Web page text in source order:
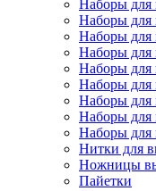
Наборы
Наборы для
Наборы для
Наборы для
Наборы для
Наборы для
Наборы для
Наборы
Наборы
Нитки для
Ножницы
Пайетки